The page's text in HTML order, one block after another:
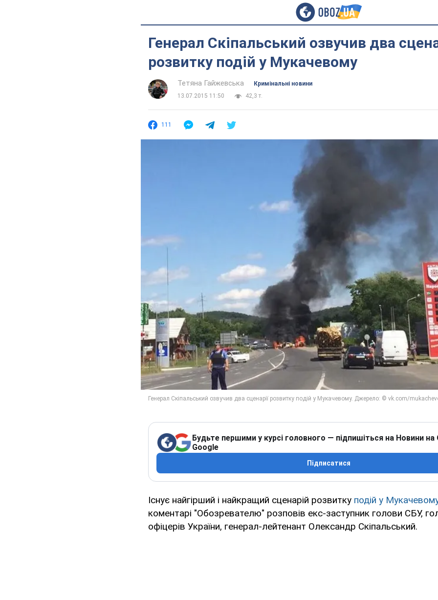
Генерал Скіпальський озвучив два
розвитку подій у Мукачевому
Тетяна Гайжевська
Кримінальні новини
13.07.2015 11:50
42,3 т.
111
Будьте першими у курсі головного — підпишіться на Новини на
Google
Підписатися
Існує найгірший і найкращий сценарій розвитку подій у
коментарі "Обозревателю" розповів екс-заступник голови СБУ,
офіцерів України, генерал-лейтенант Олександр Скіпальський.